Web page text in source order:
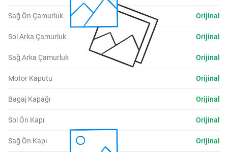
Sağ Ön Çamurluk Orijinal
Sol Arka Çamurluk Orijinal
Sağ Arka Çamurluk Orijinal
Motor Kaputu Orijinal
Bagaj Kapağı Orijinal
Sol Ön Kapı Orijinal
Sağ Ön Kapı Orijinal